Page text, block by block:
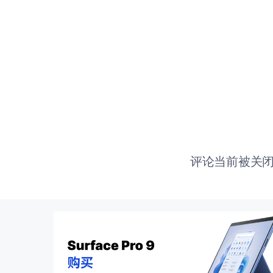
评论当前被关